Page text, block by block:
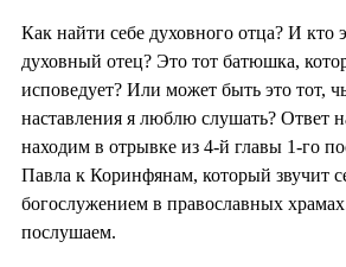
Как найти себе духовного отца? И кто
духовный отец? Это тот батюшка,
исповедует? Или может быть это тот,
наставления я люблю слушать? Ответ
находим в отрывке из 4-й главы 1-го
Павла к Коринфянам, который звучит
богослужением в православных
послушаем.